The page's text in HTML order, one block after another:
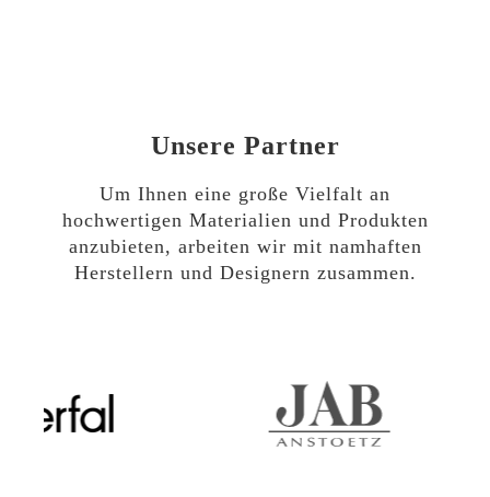
Unsere Partner
Um Ihnen eine große Vielfalt an
hochwertigen Materialien und Produkten
anzubieten, arbeiten wir mit namhaften
Herstellern und Designern zusammen.